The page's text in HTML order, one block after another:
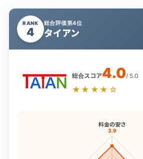
RANK
4
総合評価第4位
タイアン
総合スコア4.0/ 5.0
★★★★☆
料金の安さ
3.9